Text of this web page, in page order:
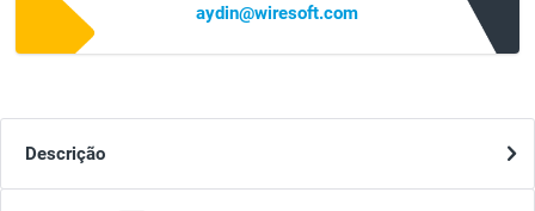
aydin@wiresoft.com
Descrição